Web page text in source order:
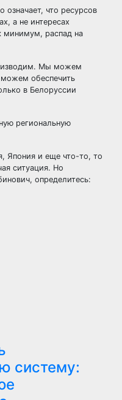
что ресурсов
а не интересах
минимум, распад на
Мы можем
можем обеспечить
в Белоруссии
региональную
Япония и еще что-то, то
ситуация. Но
определитесь:
систему: